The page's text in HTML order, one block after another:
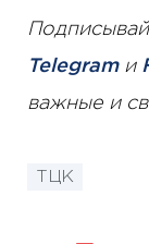
Telegramи
важные и
ТЦК